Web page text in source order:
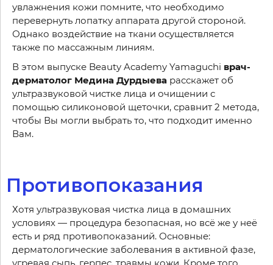
увлажнения кожи помните, что необходимо
перевернуть лопатку аппарата другой стороной.
Однако воздействие на ткани осуществляется
также по массажным линиям.
В этом выпуске Beauty Academy Yamaguchi врач-
дерматолог Медина Дурдыева расскажет об
ультразвуковой чистке лица и очищении с
помощью силиконовой щеточки, сравнит 2 метода,
чтобы Вы могли выбрать то, что подходит именно
Вам.
Противопоказания
Хотя ультразвуковая чистка лица в домашних
условиях — процедура безопасная, но всё же у неё
есть и ряд противопоказаний. Основные:
дерматологические заболевания в активной фазе,
угревая сыпь, герпес, травмы кожи. Кроме того,